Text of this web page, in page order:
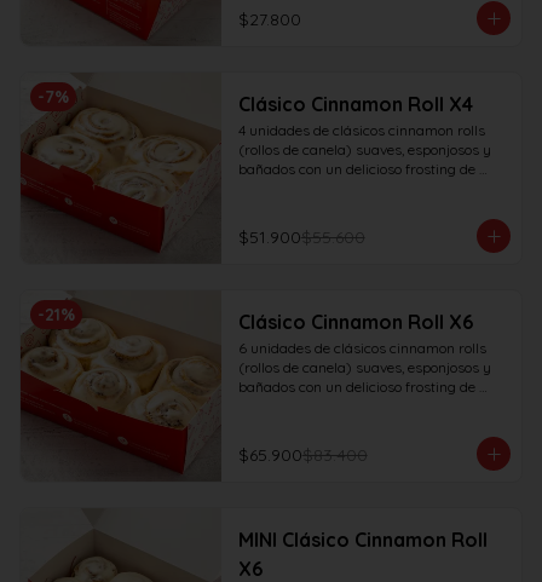
$27.800
-7% Clásico Cinnamon Roll X4
4 unidades de clásicos cinnamon rolls
(rollos de canela) suaves, esponjosos y
bañados con un delicioso frosting de
$51.900$55.600
-21% Clásico Cinnamon Roll X6
6 unidades de clásicos cinnamon rolls
(rollos de canela) suaves, esponjosos y
bañados con un delicioso frosting de
$65.900$83.400
MINI Clásico Cinnamon Roll
X6